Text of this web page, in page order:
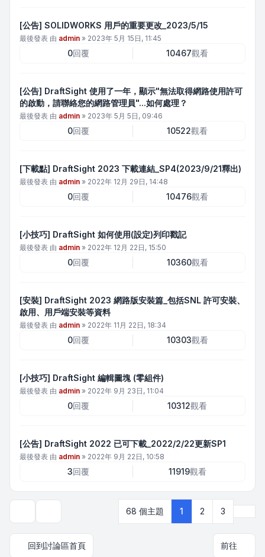
[公告] SOLIDWORKS 用戶的重要更改_2023/5/15
最後發表 由 admin » 2023年 5月 15日, 11:45
0回覆 10467觀看
[公告] DraftSight 使用了一年，顯示"無法取得網路使用許可
的啟動，請聯絡您的網路管理員"...如何處理？
最後發表 由 admin » 2023年 5月 5日, 09:46
0回覆 10522觀看
[下載點] DraftSight 2023 下載連結_SP4(2023/9/21釋出)
最後發表 由 admin » 2022年 12月 29日, 14:48
0回覆 10476觀看
[小技巧] DraftSight 如何使用(設定)列印戳記
最後發表 由 admin » 2022年 12月 22日, 15:50
0回覆 10360觀看
[安裝] DraftSight 2023 網路版安裝篇_包括SNL 許可安裝、
啟用、用戶端安裝等資料
最後發表 由 admin » 2022年 11月 22日, 18:34
0回覆 10303觀看
[小技巧] DraftSight 編輯圖塊 (零組件)
最後發表 由 admin » 2022年 9月 23日, 11:04
0回覆 10312觀看
[公告] DraftSight 2022 已可下載_2022/2/22更新SP1
最後發表 由 admin » 2022年 9月 22日, 10:58
3回覆 11919觀看
68 個主題 1 2 3
回到討論區首頁 前往